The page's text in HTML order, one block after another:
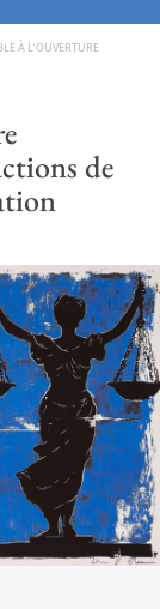
À L’OUVERTURE
de